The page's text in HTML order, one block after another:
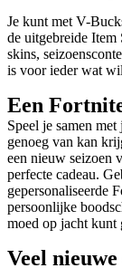
Je kunt met V-
de uitgebreide Item
skins,
is voor ieder wat
Een
Speel je samen
genoeg van kan
een nieuw seizoen
perfecte cadeau.
gepersonaliseerde
persoonlijke
moed op jacht kunt
Veel